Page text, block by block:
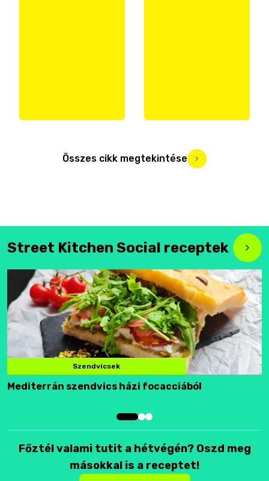
Összes cikk megtekintése
Street Kitchen Social receptek
Szendvicsek
Mediterrán szendvics házi focacciából
Főztél valami tutit a hétvégén? Oszd meg
másokkal is a receptet!